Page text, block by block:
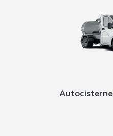
Autocisterne